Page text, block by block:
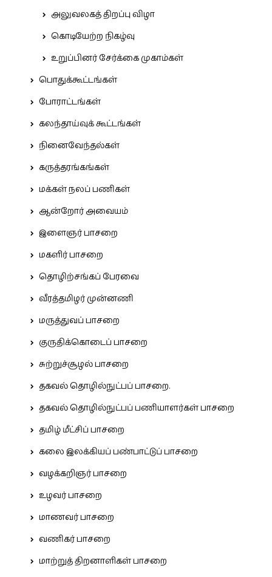
அலுவலகத் திறப்பு விழா
கொடியேற்ற நிகழ்வு
உறுப்பினர் சேர்க்கை முகாம்கள்
பொதுக்கூட்டங்கள்
போராட்டங்கள்
கலந்தாய்வுக் கூட்டங்கள்
நினைவேந்தல்கள்
கருத்தரங்கங்கள்
மக்கள் நலப் பணிகள்
ஆன்றோர் அவையம்
இளைஞர் பாசறை
மகளிர் பாசறை
தொழிற்சங்கப் பேரவை
வீரத்தமிழர் முன்னணி
மருத்துவப் பாசறை
குருதிக்கொடைப் பாசறை
சுற்றுச்சூழல் பாசறை
தகவல் தொழில்நுட்பப் பாசறை.
தகவல் தொழில்நுட்பப் பணியாளர்கள் பாசறை
தமிழ் மீட்சிப் பாசறை
கலை இலக்கியப் பண்பாட்டுப் பாசறை
வழக்கறிஞர் பாசறை
உழவர் பாசறை
மாணவர் பாசறை
வணிகர் பாசறை
மாற்றுத் திறனாளிகள் பாசறை